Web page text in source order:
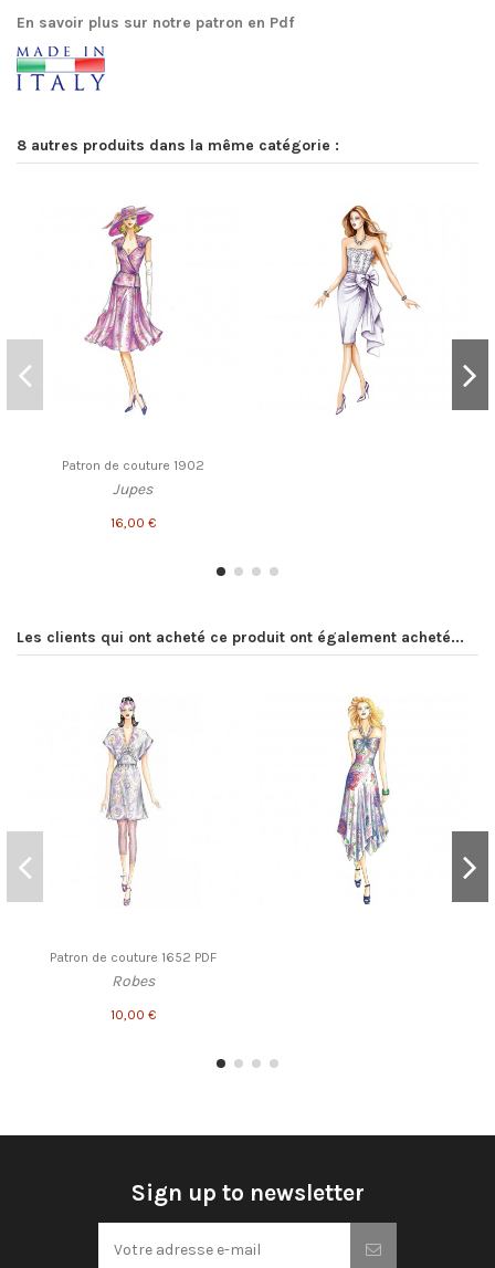
En savoir plus sur notre patron en Pdf
8 autres produits dans la même catégorie :
Patron de couture 1902
Jupes
16,00 €
Les clients qui ont acheté ce produit ont également acheté...
Patron de couture 1652 PDF
Robes
10,00 €
Sign up to newsletter